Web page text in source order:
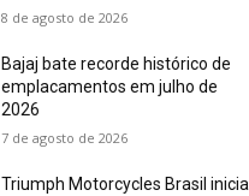
8 de agosto de 2026
Bajaj bate recorde histórico de
emplacamentos em julho de
2026
7 de agosto de 2026
Triumph Motorcycles Brasil inicia